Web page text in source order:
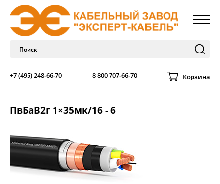
+7 (495) 248-66-70 8 800 707-66-70 Корзина
ПвБаВ2г 1×35мк/16 - 6